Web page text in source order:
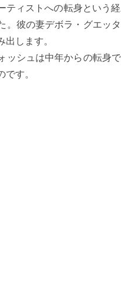
ティストへの転身という
。彼の妻デボラ・グエッ
出します。
ッシュは中年からの転身
です。